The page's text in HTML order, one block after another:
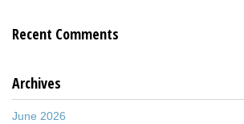
Recent Comments
Archives
June 2026